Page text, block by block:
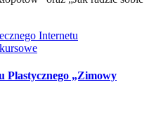
Internetu
Plastycznego „Zimowy